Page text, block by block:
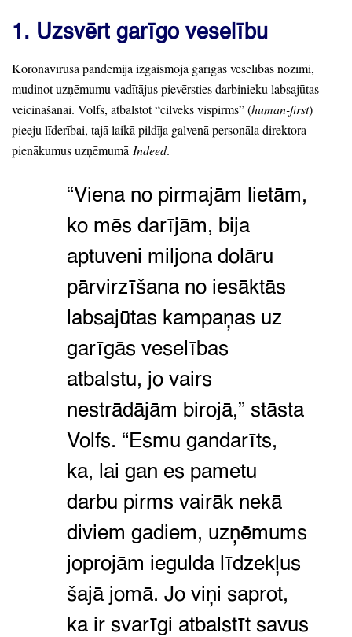
1. Uzsvērt garīgo veselību
Koronavīrusa pandēmija izgaismoja garīgās veselības nozīmi,
mudinot uzņēmumu vadītājus pievērsties darbinieku labsajūtas
veicināšanai. Volfs, atbalstot“cilvēks vispirms”(human-first)
pieeju līderībai, tajā laikā pildīja galvenā personāla direktora
pienākumus uzņēmumā Indeed.
“Viena no pirmajām lietām,
ko mēs darījām, bija
aptuveni miljona dolāru
pārvirzīšana no iesāktās
labsajūtas kampaņas uz
garīgās veselības
atbalstu, jo vairs
nestrādājām birojā,” stāsta
Volfs. “Esmu gandarīts,
ka, lai gan es pametu
darbu pirms vairāk nekā
diviem gadiem, uzņēmums
joprojām iegulda līdzekļus
šajā jomā. Jo viņi saprot,
ka ir svarīgi atbalstīt savus